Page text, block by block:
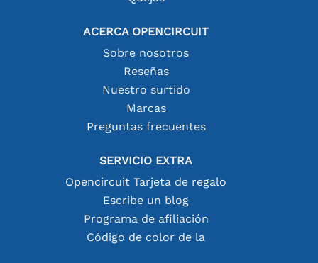
ACERCA OPENCIRCUIT
Sobre nosotros
Reseñas
Nuestro surtido
Marcas
Preguntas frecuentes
SERVICIO EXTRA
Opencircuit Tarjeta de regalo
Escribe un blog
Programa de afiliación
Código de color de la